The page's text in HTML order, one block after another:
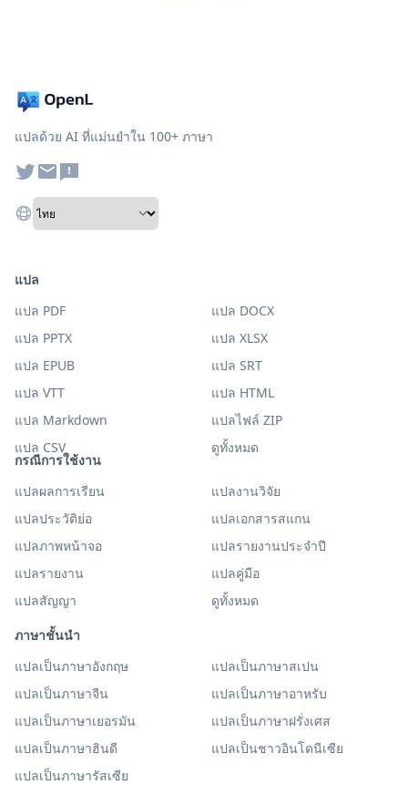
แปลด้วย AI ที่แม่นยำใน 100+ ภาษา
กรณีการใช้งาน
แปลผลการเรียน
แปลงานวิจัย
แปลประวัติย่อ
แปลเอกสารสแกน
แปลภาพหน้าจอ
แปลรายงานประจำปี
แปลรายงาน
แปลคู่มือ
แปลสัญญา
ดูทั้งหมด
ภาษาชั้นนำ
แปลเป็นภาษาอังกฤษ
แปลเป็นภาษาสเปน
แปลเป็นภาษาจีน
แปลเป็นภาษาอาหรับ
แปลเป็นภาษาเยอรมัน
แปลเป็นภาษาฝรั่งเศส
แปลเป็นภาษาฮินดี
แปลเป็นชาวอินโดนีเซีย
แปลเป็นภาษารัสเซีย
แปล
แปล PDF
แปล DOCX
แปล PPTX
แปล XLSX
แปล EPUB
แปล SRT
แปล VTT
แปล HTML
แปล Markdown
แปลไฟล์ ZIP
แปล CSV
ดูทั้งหมด